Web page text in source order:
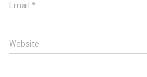
Email *
Website